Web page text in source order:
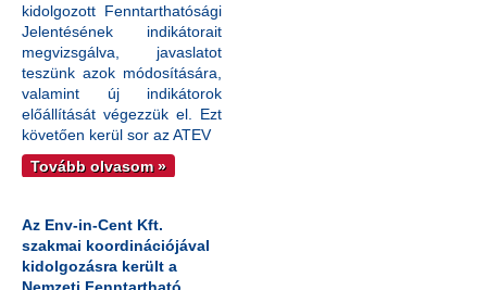
kidolgozott Fenntarthatósági
Jelentésének indikátorait
megvizsgálva, javaslatot
teszünk azok módosítására,
valamint új indikátorok
előállítását végezzük el. Ezt
követően kerül sor az ATEV
Tovább olvasom »
Az Env-in-Cent Kft.
szakmai koordinációjával
kidolgozásra került a